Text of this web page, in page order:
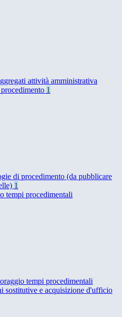
attività amministrativa
1
di procedimento (da pubblicare
1
tempi procedimentali
tempi procedimentali
sostitutive e acquisizione d'ufficio